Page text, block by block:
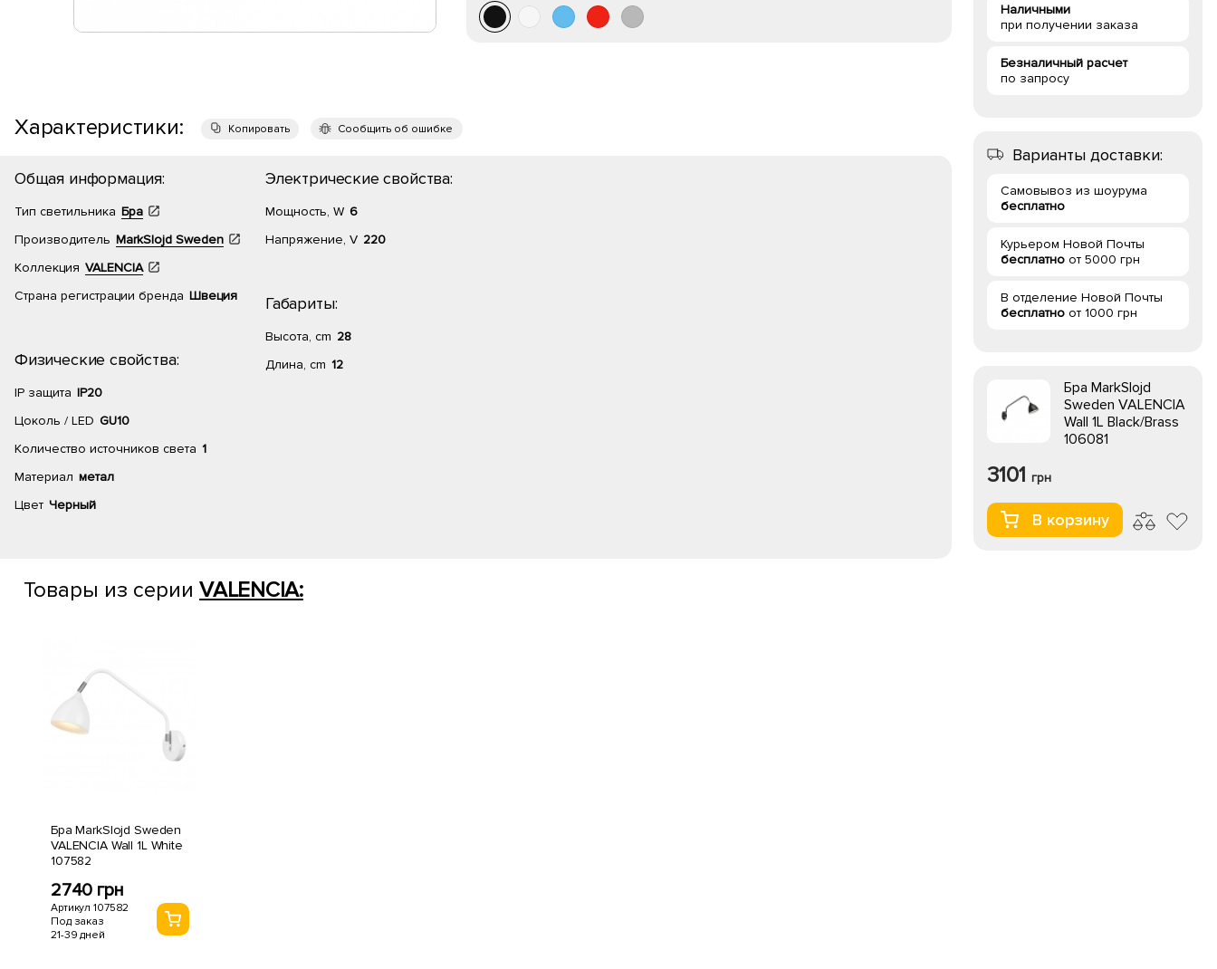
Характеристики: Копировать Сообщить об ошибке
Общая информация:
Тип светильника Бра
Производитель MarkSlojd Sweden
Коллекция VALENCIA
Страна регистрации бренда Швеция
Физические свойства:
IP защита IP20
Цоколь / LED GU10
Количество источников света 1
Материал метал
Цвет Черный
Электрические свойства:
Мощность, W 6
Напряжение, V 220
Габариты:
Высота, cm 28
Длина, cm 12
Товары из серии VALENCIA:
Бра MarkSlojd Sweden
VALENCIA Wall 1L White
107582
2740 грн
Артикул 107582
Под заказ
21-39 дней
Наличными
при получении заказа
Безналичный расчет
по запросу
Варианты доставки:
Самовывоз из шоурума
бесплатно
Курьером Новой Почты
бесплатно от 5000 грн
В отделение Новой Почты
бесплатно от 1000 грн
Бра MarkSlojd
Sweden VALENCIA
Wall 1L Black/Brass
106081
3101 грн
В корзину